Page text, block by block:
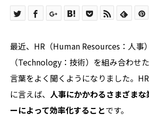
最近、HR（Human Resources：人事
（Technology：技術）を組み合わせた
言葉をよく聞くようになりました。
に言えば、 人事にかかわるさまざま
ーによって効率化することです。